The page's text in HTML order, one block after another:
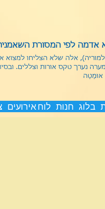
לפי המסורת
אלה שלא הצליחו למצוא
נערך טקס אורות וצללים.
לוח אירועים חנות בלוג